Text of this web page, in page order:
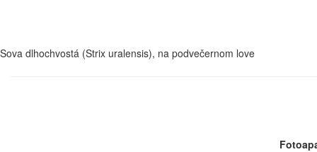
Sova dlhochvostá (Strix uralensis), na podvečernom love